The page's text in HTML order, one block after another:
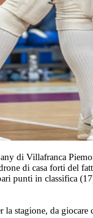
di Villafranca
di casa forti del
punti in classifica
stagione, da